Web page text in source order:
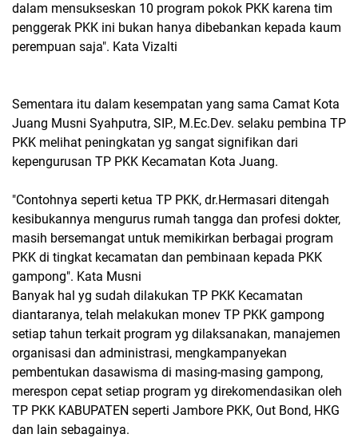
dalam mensukseskan 10 program pokok PKK karena tim
penggerak PKK ini bukan hanya dibebankan kepada kaum
perempuan saja". Kata Vizalti
Sementara itu dalam kesempatan yang sama Camat Kota
Juang Musni Syahputra, SIP., M.Ec.Dev. selaku pembina TP
PKK melihat peningkatan yg sangat signifikan dari
kepengurusan TP PKK Kecamatan Kota Juang.
"Contohnya seperti ketua TP PKK, dr.Hermasari ditengah
kesibukannya mengurus rumah tangga dan profesi dokter,
masih bersemangat untuk memikirkan berbagai program
PKK di tingkat kecamatan dan pembinaan kepada PKK
gampong". Kata Musni
Banyak hal yg sudah dilakukan TP PKK Kecamatan
diantaranya, telah melakukan monev TP PKK gampong
setiap tahun terkait program yg dilaksanakan, manajemen
organisasi dan administrasi, mengkampanyekan
pembentukan dasawisma di masing-masing gampong,
merespon cepat setiap program yg direkomendasikan oleh
TP PKK KABUPATEN seperti Jambore PKK, Out Bond, HKG
dan lain sebagainya.